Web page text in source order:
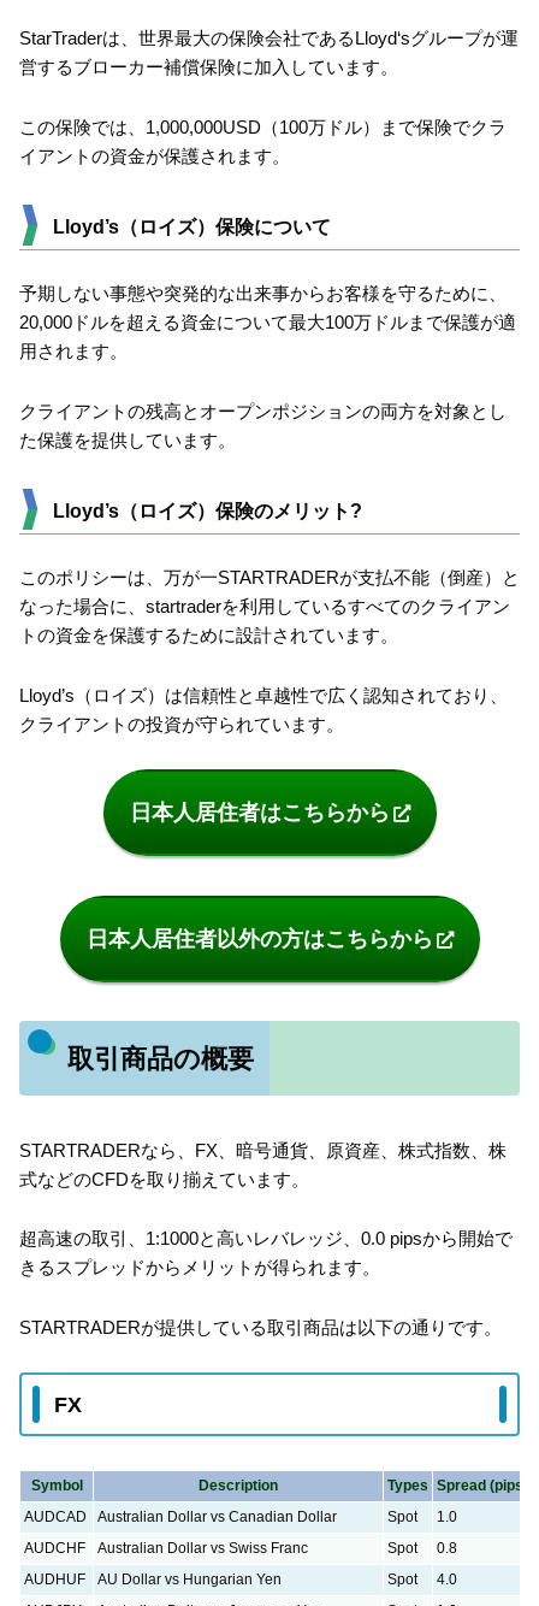
StarTraderは、世界最大の保険会社であるLloyd‘sグループが運
営するブローカー補償保険に加入しています。
この保険では、1,000,000USD（100万ドル）まで保険でクラ
イアントの資金が保護されます。
Lloyd’s（ロイズ）保険について
予期しない事態や突発的な出来事からお客様を守るために、
20,000ドルを超える資金について最大100万ドルまで保護が適
用されます。
クライアントの残高とオープンポジションの両方を対象とし
た保護を提供しています。
Lloyd’s（ロイズ）保険のメリット?
このポリシーは、万が一STARTRADERが支払不能（倒産）と
なった場合に、startraderを利用しているすべてのクライアン
トの資金を保護するために設計されています。
Lloyd’s（ロイズ）は信頼性と卓越性で広く認知されており、
クライアントの投資が守られています。
日本人居住者はこちらから
日本人居住者以外の方はこちらから
取引商品の概要
STARTRADERなら、FX、暗号通貨、原資産、株式指数、株
式などのCFDを取り揃えています。
超高速の取引、1:1000と高いレバレッジ、0.0 pipsから開始で
きるスプレッドからメリットが得られます。
STARTRADERが提供している取引商品は以下の通りです。
FX
Symbol Description Types Spread (pips)
AUDCAD
Australian Dollar vs Canadian Dollar Spot 1.0
AUDCHF
Australian Dollar vs Swiss Franc Spot 0.8
AUDHUF
AU Dollar vs Hungarian Yen Spot 4.0